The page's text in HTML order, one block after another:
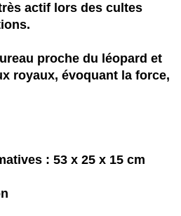
actif lors des cultes
proche du léopard et
royaux, évoquant la force,
: 53 x 25 x 15 cm